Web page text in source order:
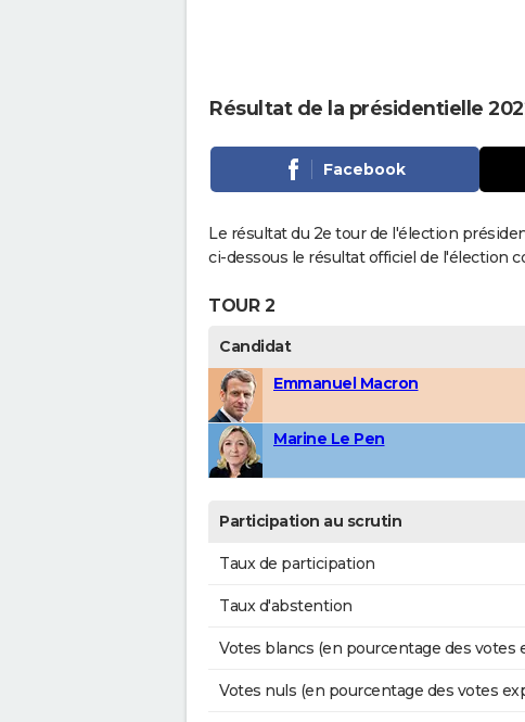
Résultat de la présidentielle
Facebook
Le résultat du 2e tour de l'élection
ci-dessous le résultat officiel de l'élection
TOUR 2
Candidat
Emmanuel Macron
Marine Le Pen
Participation au scrutin
Taux de participation
Taux d'abstention
Votes blancs (en pourcentage des votes
Votes nuls (en pourcentage des votes